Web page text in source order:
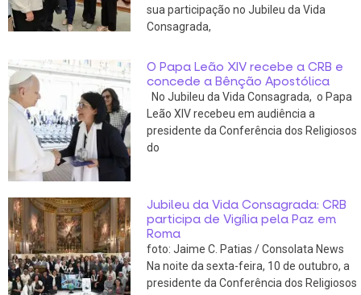
sua participação no Jubileu da Vida
Consagrada,
O Papa Leão XIV recebe a CRB e
concede a Bênção Apostólica
No Jubileu da Vida Consagrada, o Papa
Leão XIV recebeu em audiência a
presidente da Conferência dos Religiosos
do
Jubileu da Vida Consagrada: CRB
participa de Vigília pela Paz em
Roma
foto: Jaime C. Patias / Consolata News
Na noite da sexta-feira, 10 de outubro, a
presidente da Conferência dos Religiosos